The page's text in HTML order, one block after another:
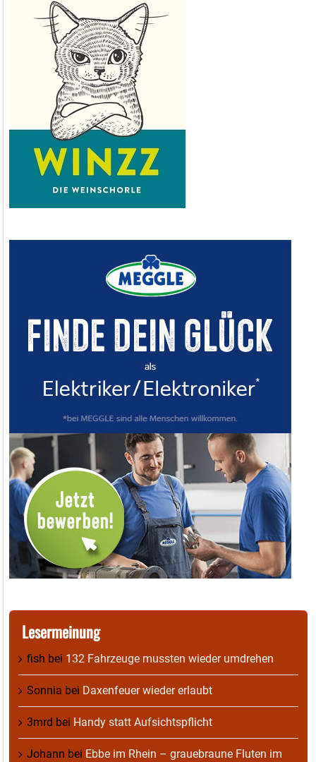
Lesermeinung
fish bei 132 Fahrzeuge mussten wieder umdrehen
Sonnia bei Daxenfeuer wieder erlaubt
3mrd bei Handy statt Aufsichtspflicht
Johann bei Ebbe im Rhein – grauebraune Fluten im